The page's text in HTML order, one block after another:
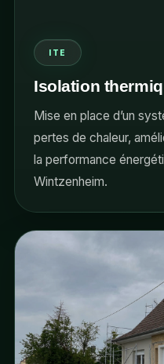
ITE
Isolation
Mise en place d’un
pertes de chaleur,
la performance
Wintzenheim.